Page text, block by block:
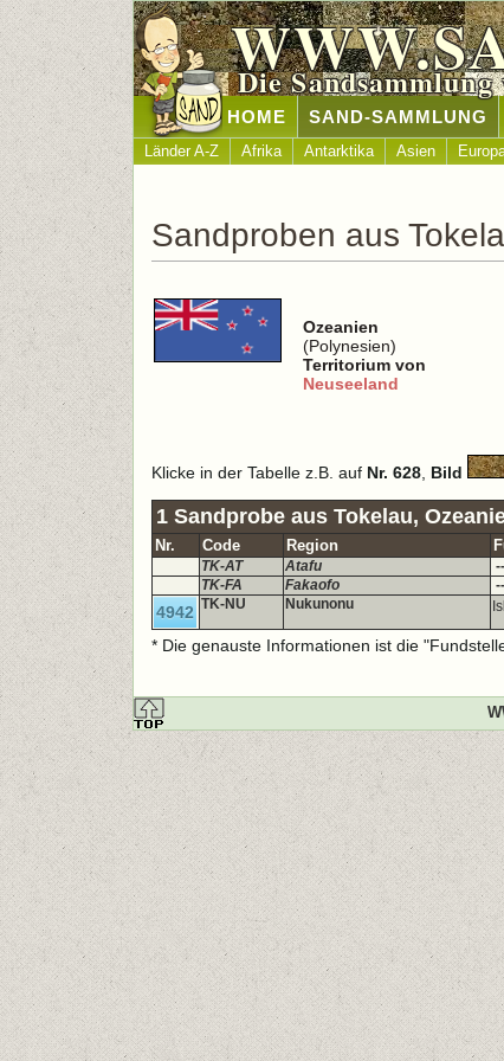
Die
HOME SAND-SAMMLUNG
Länder A-Z Afrika Antarktika Asien
Sandproben aus
Ozeanien
(Polynesien)
Territorium von
Neuseeland
Klicke in der Tabelle z.B. auf Nr. 628 Bild
1 Sandprobe aus Tokelau,
Nr. Code Region
TK-AT Atafu
TK-FA
Fakaofo
4942 TK-NU Nukunonu
* Die genauste Informationen ist die